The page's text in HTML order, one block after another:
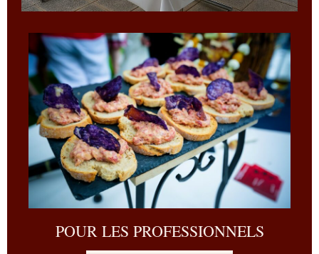
POUR LES PROFESSIONNELS